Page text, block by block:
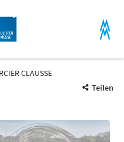
CLAUSSE
Teilen